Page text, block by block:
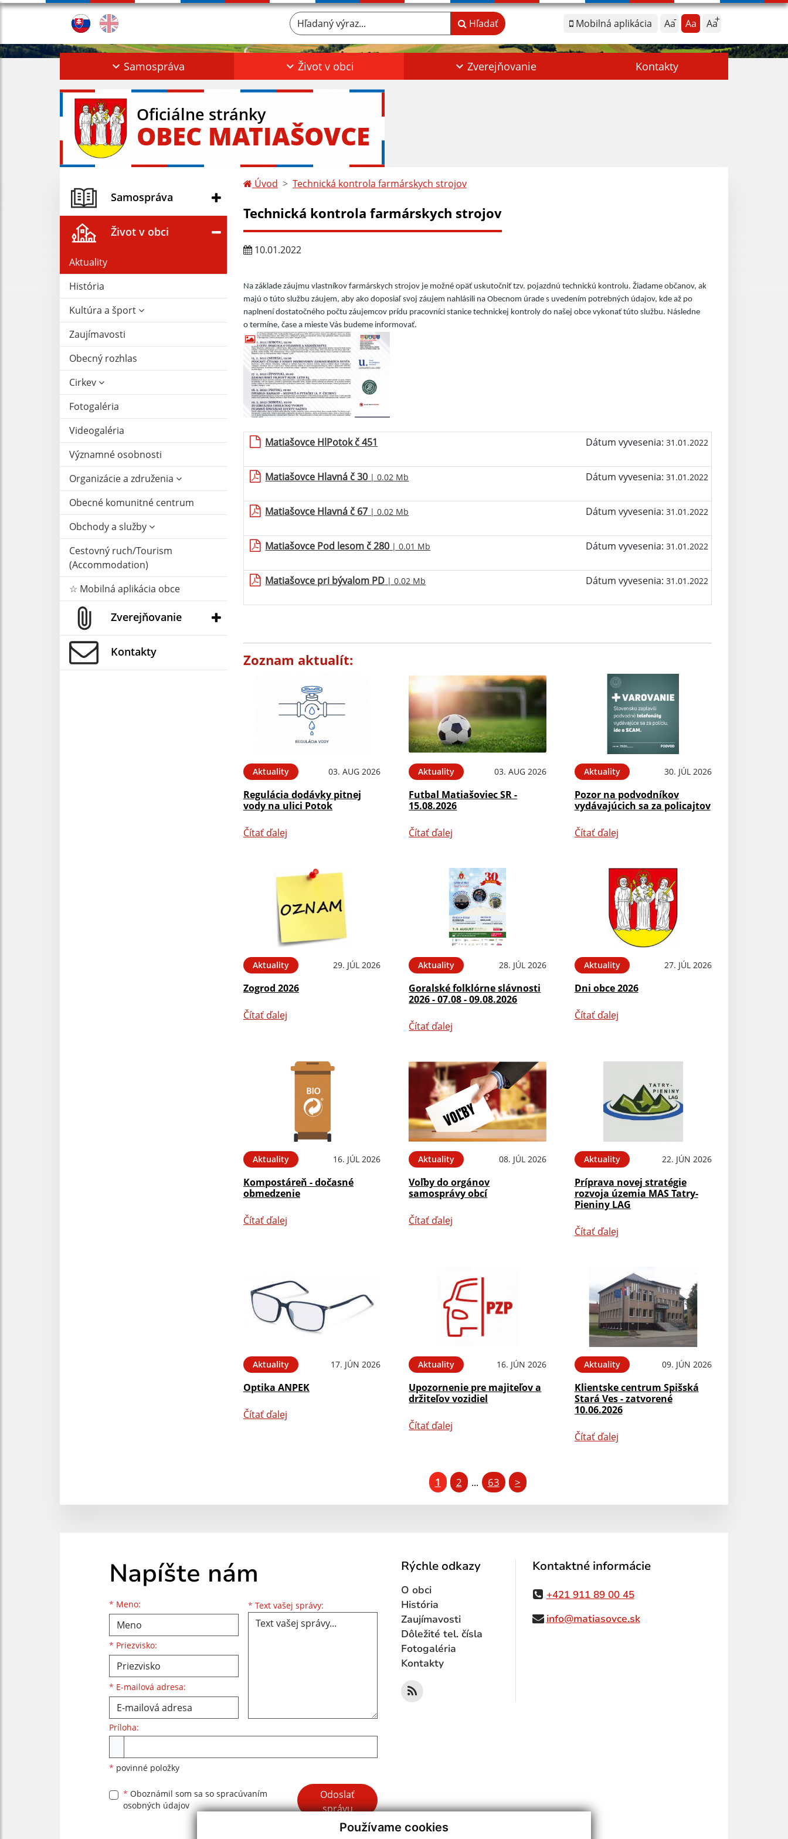
Používame cookies
Mobilná aplikácia Aa Aa Aa
Hľadaný výraz... Hľadať
Samospráva Život v obci Zverejňovanie Kontakty
Oficiálne stránky
OBEC MATIAŠOVCE
Samospráva
Život v obci
Aktuality
História
Kultúra a šport
Zaujímavosti
Obecný rozhlas
Cirkev
Fotogaléria
Videogaléria
Významné osobnosti
Organizácie a združenia
Obecné komunitné centrum
Obchody a služby
Cestovný ruch/Tourism
(Accommodation)
☆ Mobilná aplikácia obce
Zverejňovanie
Kontakty
Úvod Technická kontrola farmárskych strojov
Technická kontrola farmárskych strojov
10.01.2022
Na základe záujmu vlastníkov farmárskych strojov je možné opäť uskutočniť tzv. pojazdnú technickú kontrolu. Žiadame občanov, ak
majú o túto službu záujem, aby ako doposiaľ svoj záujem nahlásili na Obecnom úrade s uvedením potrebných údajov, kde až po
naplnení dostatočného počtu záujemcov prídu pracovníci stanice technickej kontroly do našej obce vykonať túto službu. Následne
o termíne, čase a mieste Vás budeme informovať.
Matiašovce HlPotok č 451 Dátum vyvesenia: 31.01.2022
Matiašovce Hlavná č 30 | 0.02 Mb Dátum vyvesenia: 31.01.2022
Matiašovce Hlavná č 67 | 0.02 Mb Dátum vyvesenia: 31.01.2022
Matiašovce Pod lesom č 280 | 0.01 Mb Dátum vyvesenia: 31.01.2022
Matiašovce pri bývalom PD | 0.02 Mb Dátum vyvesenia: 31.01.2022
Zoznam aktualít:
Aktuality 03. AUG 2026
Regulácia dodávky pitnej
vody na ulici Potok
Čítať ďalej
Aktuality 03. AUG 2026
Futbal Matiašoviec SR -
15.08.2026
Čítať ďalej
Aktuality 30. JÚL 2026
Pozor na podvodníkov
vydávajúcich sa za policajtov
Čítať ďalej
Aktuality 29. JÚL 2026
Zogrod 2026
Čítať ďalej
Aktuality 28. JÚL 2026
Goralské folklórne slávnosti
2026 - 07.08 - 09.08.2026
Čítať ďalej
Aktuality 27. JÚL 2026
Dni obce 2026
Čítať ďalej
Aktuality 16. JÚL 2026
Kompostáreň - dočasné
obmedzenie
Čítať ďalej
Aktuality 08. JÚL 2026
Voľby do orgánov
samosprávy obcí
Čítať ďalej
Aktuality 22. JÚN 2026
Príprava novej stratégie
rozvoja územia MAS Tatry-
Pieniny LAG
Čítať ďalej
Aktuality 17. JÚN 2026
Optika ANPEK
Čítať ďalej
Aktuality 16. JÚN 2026
Upozornenie pre majiteľov a
držiteľov vozidiel
Čítať ďalej
Aktuality 09. JÚN 2026
Klientske centrum Spišská
Stará Ves - zatvorené
10.06.2026
Čítať ďalej
1 2 ... 63 >
Napíšte nám
* Meno:
Meno
* Priezvisko:
Priezvisko
* E-mailová adresa:
E-mailová adresa * Text vašej správy: Text vašej správy...
Príloha:
* povinné položky
* Oboznámil som sa so spracúvaním
osobných údajov
Google reCaptcha Response
Odoslať
správu
Rýchle odkazy
O obci
História
Zaujímavosti
Dôležité tel. čísla
Fotogaléria
Kontakty
Kontaktné informácie
+421 911 89 00 45
info@matiasovce.sk